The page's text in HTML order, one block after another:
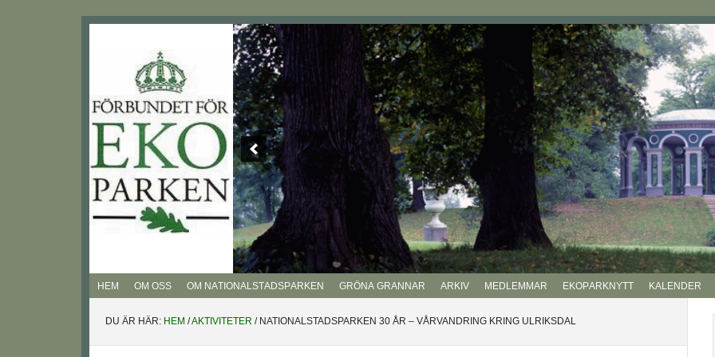
HEM OM OSS OM NATIONALSTADSPARKEN GRÖNA GRANNAR ARKIV MEDLEMMAR EKOPARKNYTT KALENDER
DU ÄR HÄR: HEM /AKTIVITETER /NATIONALSTADSPARKEN 30 ÅR – VÅRVANDRING KRING ULRIKSDAL